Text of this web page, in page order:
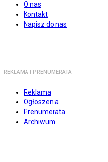
O nas
Kontakt
Napisz do nas
REKLAMA I PRENUMERATA
Reklama
Ogłoszenia
Prenumerata
Archiwum